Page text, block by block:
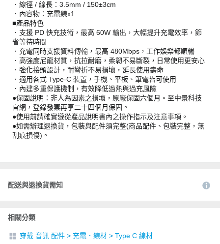
．線徑 / 線長：3.5mm / 150±3cm
．內容物：充電線x1
■產品特色
．支援 PD 快充技術，最高 60W 輸出，大幅提升充電效率，節
省等待時間
．充電同時支援資料傳輸，最高 480Mbps，工作娛樂都順暢
．高強度尼龍材質，抗拉耐磨，柔韌不易斷裂，日常使用更安心
．強化接頭設計，耐彎折不易損壞，延長使用壽命
．適用各式 Type-C 裝置，手機、平板、筆電皆可使用
．內建多重保護機制，有效降低過熱與過充風險
●保固說明：非人為因素之損壞，原廠保固六個月。至中景科技
官網，登錄發票再享二十四個月保固。
●使用前請確實遵從產品說明書內之操作指示及注意事項。
●如需辦理退換貨，包裝與配件須完整(商品配件、包裝完整，無
刮痕損傷)。
配送與退換貨需知
相關分類
穿戴 音訊 配件 > 充電．線材 > Type C 線材